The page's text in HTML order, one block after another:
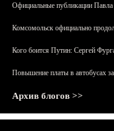
Официальные публикации Павла
Комсомольск официально
Кого боится Путин: Сергей
Повышение платы в автобусах
Архив блогов >>